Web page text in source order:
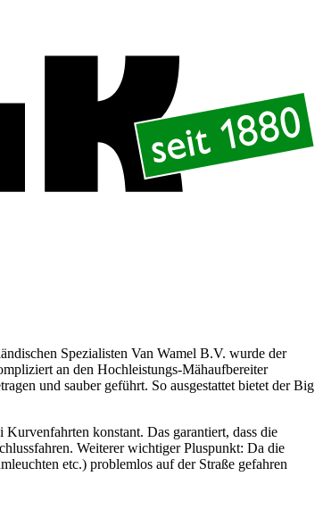
Spezialisten Van Wamel B.V. wurde der
an den Hochleistungs-Mähaufbereiter
und sauber geführt. So ausgestattet bietet der Big
konstant. Das garantiert, dass die
Weiterer wichtiger Pluspunkt: Da die
etc.) problemlos auf der Straße gefahren